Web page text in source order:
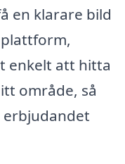
en klarare bild
enkelt att hitta
område, så